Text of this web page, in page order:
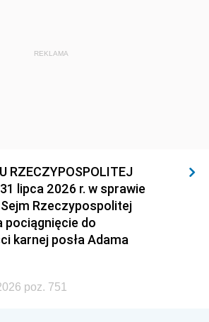
REKLAMA
RZECZYPOSPOLITEJ
lipca 2026 r. w sprawie
Rzeczypospolitej
pociągnięcie do
karnej posła Adama
poz. 751